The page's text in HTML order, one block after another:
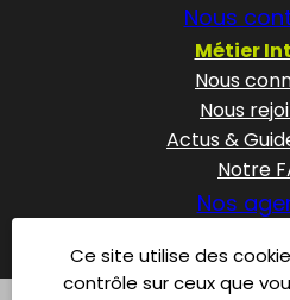
Nous
Métier
Nous
Nous
Actus &
Notre
Nos
Ce site utilise des
contrôle sur ceux que